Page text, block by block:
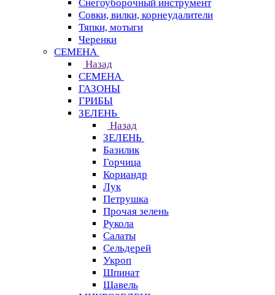
Снегоуборочный инструмент
Совки, вилки, корнеудалители
Тяпки, мотыги
Черенки
СЕМЕНА
Назад
СЕМЕНА
ГАЗОНЫ
ГРИБЫ
ЗЕЛЕНЬ
Назад
ЗЕЛЕНЬ
Базилик
Горчица
Кориандр
Лук
Петрушка
Прочая зелень
Рукола
Салаты
Сельдерей
Укроп
Шпинат
Щавель